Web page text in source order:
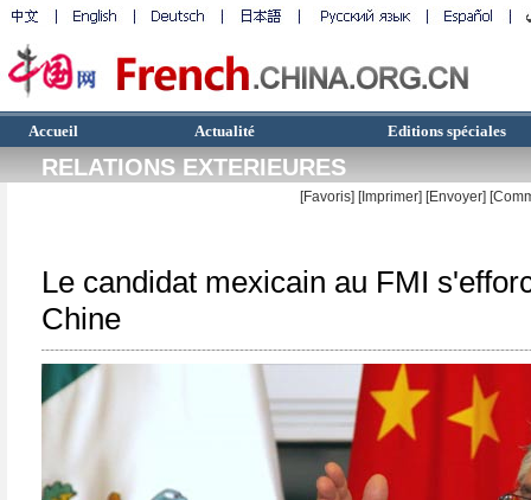
Accueil Actualité Editions spéciales
RELATIONS EXTERIEURES
[Favoris] [Imprimer] [Envoyer]
Le candidat mexicain au FMI
Chine